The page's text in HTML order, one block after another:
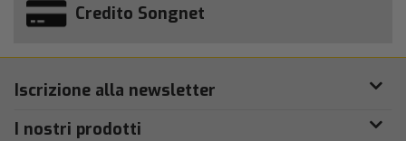
Credito Songnet
Iscrizione alla newsletter
I nostri prodotti